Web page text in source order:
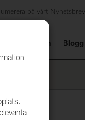
på vårt Nyhetsbrev
Showroom Blogg